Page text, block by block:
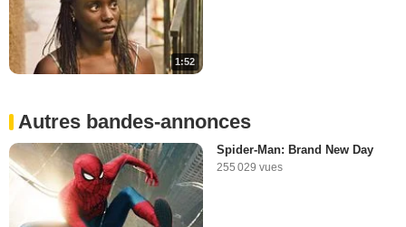
1:52
Autres bandes-annonces
Spider-Man: Brand New Day
255 029 vues